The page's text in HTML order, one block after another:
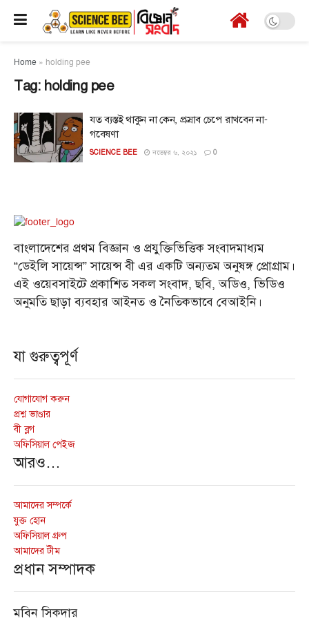
Home » holding pee
Tag: holding pee
যত ব্যস্তই থাকুন না কেন, প্রস্রাব চেপে রাখবেন না-
গবেষণা
SCIENCE BEE নভেম্বর ৬, ২০২১ 0
বাংলাদেশের প্রথম বিজ্ঞান ও প্রযুক্তিভিত্তিক সংবাদমাধ্যম
“ডেইলি সায়েন্স” সায়েন্স বী এর একটি অন্যতম অনুষঙ্গ প্রোগ্রাম।
এই ওয়েবসাইটে প্রকাশিত সকল সংবাদ, ছবি, অডিও, ভিডিও
অনুমতি ছাড়া ব্যবহার আইনত ও নৈতিকভাবে বেআইনি।
যা গুরুত্বপূর্ণ
যোগাযোগ করুন
প্রশ্ন ভাণ্ডার
বী ব্লগ
অফিসিয়াল পেইজ
আরও…
আমাদের সম্পর্কে
যুক্ত হোন
অফিসিয়াল গ্রুপ
আমাদের টীম
প্রধান সম্পাদক
মবিন সিকদার